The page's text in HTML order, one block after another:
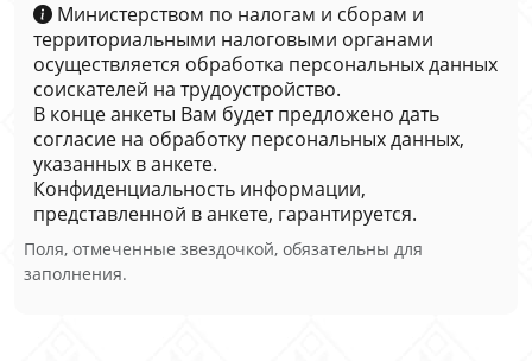
Министерством по налогам и сборам и
территориальными налоговыми органами
осуществляется обработка персональных данных
соискателей на трудоустройство.
В конце анкеты Вам будет предложено дать
согласие на обработку персональных данных,
указанных в анкете.
Конфиденциальность информации,
представленной в анкете, гарантируется.
Поля, отмеченные звездочкой, обязательны для
заполнения.